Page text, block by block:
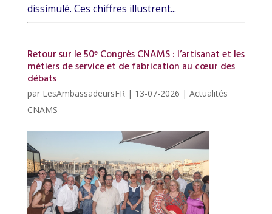
dissimulé. Ces chiffres illustrent...
Retour sur le 50ᵉ Congrès CNAMS : l’artisanat et les
métiers de service et de fabrication au cœur des
débats
par LesAmbassadeursFR| 13-07-2026 | Actualités
CNAMS